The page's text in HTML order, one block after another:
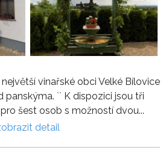
vinařské obci Velké Bílovice
panskýma. `` K dispozici jsou tři
šest osob s možností dvou...
detail